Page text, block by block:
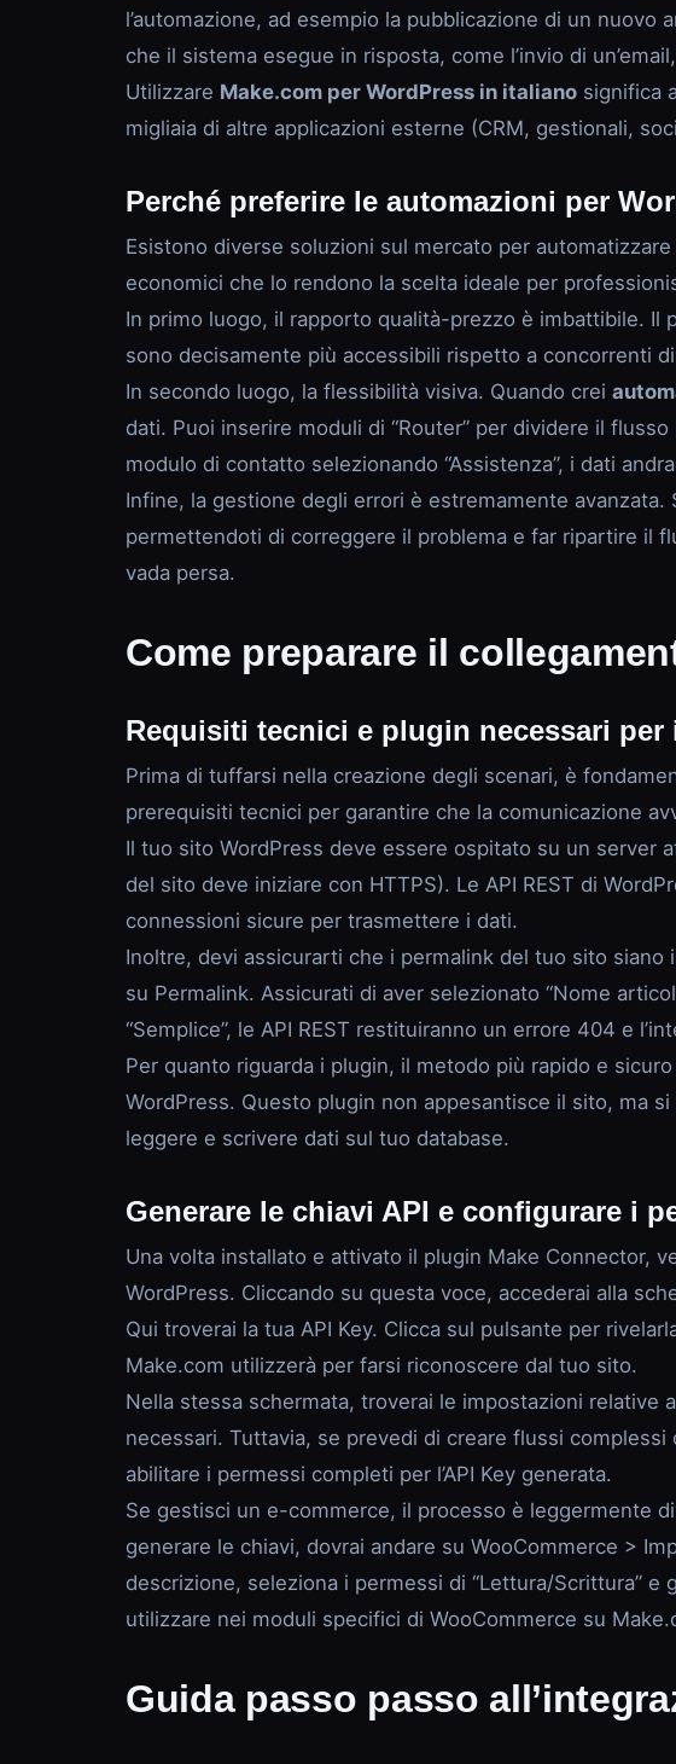
l’automazione, ad esempio la pubblicazione di un
che il sistema esegue in risposta, come l’invio di
Utilizzare Make.com per WordPress in italiano significa
migliaia di altre applicazioni esterne (CRM, gestionali,
Perché preferire le automazioni per
Esistono diverse soluzioni sul mercato per
economici che lo rendono la scelta ideale per
In primo luogo, il rapporto qualità-prezzo è imbattibile. Il
sono decisamente più accessibili rispetto a concorrenti
In secondo luogo, la flessibilità visiva. Quando crei
dati. Puoi inserire moduli di “Router” per dividere il
modulo di contatto selezionando “Assistenza”, i dati
Infine, la gestione degli errori è estremamente
permettendoti di correggere il problema e far ripartire il
vada persa.
Come preparare il
Requisiti tecnici e plugin necessari per
Prima di tuffarsi nella creazione degli scenari, è
prerequisiti tecnici per garantire che la comunicazione
Il tuo sito WordPress deve essere ospitato su un server
del sito deve iniziare con HTTPS). Le API REST di
connessioni sicure per trasmettere i dati.
Inoltre, devi assicurarti che i permalink del tuo sito
su Permalink. Assicurati di aver selezionato “Nome
“Semplice”, le API REST restituiranno un errore 404 e
Per quanto riguarda i plugin, il metodo più rapido e
WordPress. Questo plugin non appesantisce il sito, ma
leggere e scrivere dati sul tuo database.
Generare le chiavi API e configurare i
Una volta installato e attivato il plugin Make Connector,
WordPress. Cliccando su questa voce, accederai alla
Qui troverai la tua API Key. Clicca sul pulsante per
Make.com utilizzerà per farsi riconoscere dal tuo sito.
Nella stessa schermata, troverai le impostazioni
necessari. Tuttavia, se prevedi di creare flussi
abilitare i permessi completi per l’API Key generata.
Se gestisci un e-commerce, il processo è leggermente
generare le chiavi, dovrai andare su WooCommerce >
descrizione, seleziona i permessi di “Lettura/Scrittura”
utilizzare nei moduli specifici di WooCommerce su
Guida passo passo